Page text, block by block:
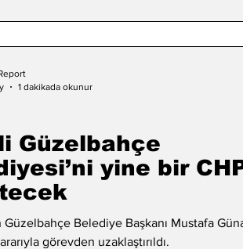
Güzelbahçe
yine bir
Belediye Başkanı Mustafa
görevden uzaklaştırıldı.
1 dakikada okunur